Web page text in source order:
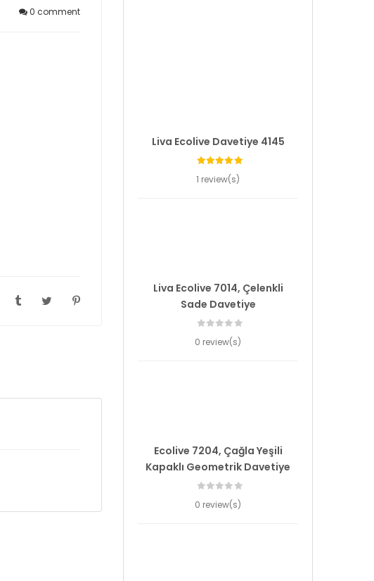
0 comment
Liva Ecolive Davetiye 4145
1 review(s)
Liva Ecolive 7014, Çelenkli
Sade Davetiye
0 review(s)
Ecolive 7204, Çağla Yeşili
Kapaklı Geometrik Davetiye
0 review(s)